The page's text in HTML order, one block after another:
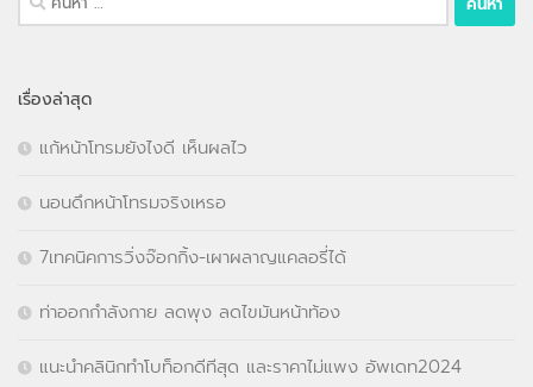
สำหรับ:
เรื่องล่าสุด
แก้หน้าโทรมยังไงดี เห็นผลไว
นอนดึกหน้าโทรมจริงเหรอ
7เทคนิคการวิ่งจ๊อกกิ้ง-เผาผลาญแคลอรี่ได้
ท่าออกกำลังกาย ลดพุง ลดไขมันหน้าท้อง
แนะนำคลินิกทำโบท็อกดีทีสุด และราคาไม่แพง อัพเดท2024